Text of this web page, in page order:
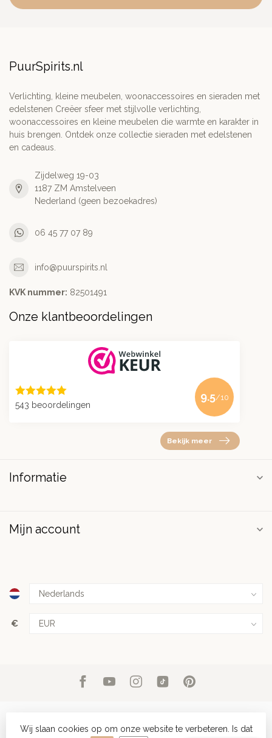
PuurSpirits.nl
Verlichting, kleine meubelen, woonaccessoires en sieraden met
edelstenen Creëer sfeer met stijlvolle verlichting,
woonaccessoires en kleine meubelen die warmte en karakter in
huis brengen. Ontdek onze collectie sieraden met edelstenen
en cadeaus.
Zijdelweg 19-03
1187 ZM Amstelveen
Nederland (geen bezoekadres)
06 45 77 07 89
info@puurspirits.nl
KVK nummer: 82501491
Onze klantbeoordelingen
543 beoordelingen
9.5/10
Bekijk meer
Informatie
Mijn account
€
© Copyright 2026 PuurSpirits.nl- Powered byLightspeed-
Wij slaan cookies op om onze website te verbeteren. Is dat